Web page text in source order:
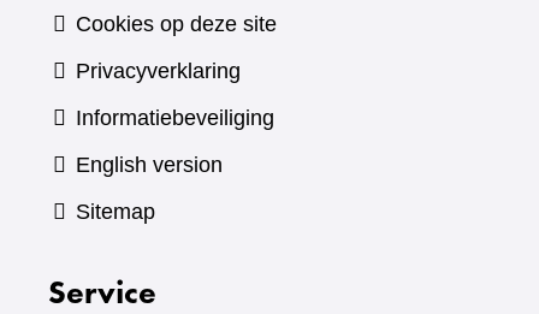
Cookies op deze site
Privacyverklaring
Informatiebeveiliging
English version
Sitemap
Service